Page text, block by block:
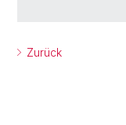
Zurück